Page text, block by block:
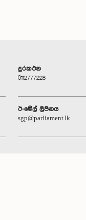
දුරකථන
0112777228
ඊ-මේල් ලිපිනය
sgp@parliament.lk